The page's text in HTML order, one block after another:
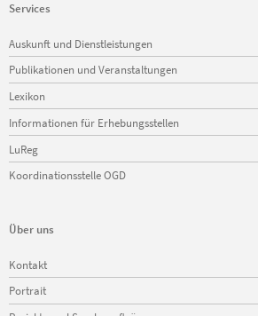
Services
überspringen
Auskunft und Dienstleistungen
Publikationen und Veranstaltungen
Lexikon
Informationen für Erhebungsstellen
LuReg
Koordinationsstelle OGD
Über uns
Navigation
überspringen
Kontakt
Portrait